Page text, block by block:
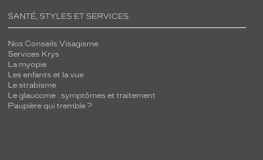
SANTÉ, STYLES ET SERVICES
Nos Conseils Visagisme
Services Krys
La myopie
Les enfants et la vue
Le strabisme
Le glaucome : symptômes et traitement
Paupière qui tremble ?